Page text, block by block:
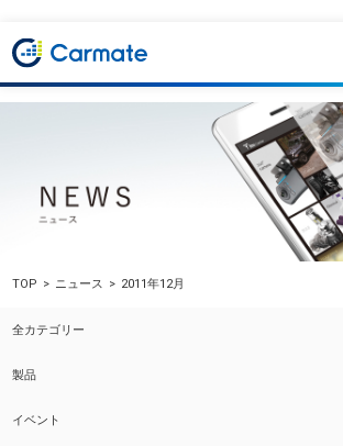
TOP ニュース 2011年12月
全カテゴリー
製品
イベント